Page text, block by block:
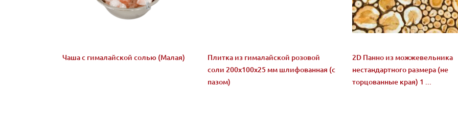
Чаша с гималайской солью (Малая)
Плитка из гималайской розовой
соли 200x100x25 мм шлифованная (с
пазом)
2D Панно из можжевельника
нестандартного размера (не
торцованные края) 1 ...